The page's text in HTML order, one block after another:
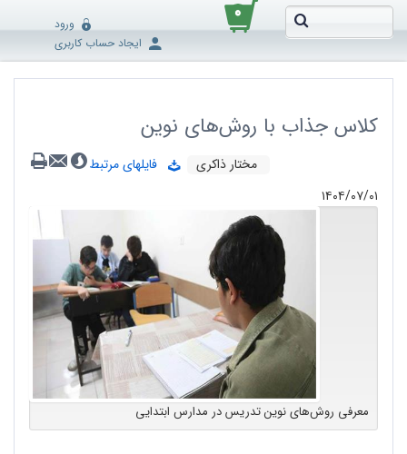
۰
ورود
ایجاد حساب کاربری
کلاس جذاب با روش‌های نوین
مختار ذاکری
فایلهای مرتبط
۱۴۰۴/۰۷/۰۱
معرفی روش‌های نوین تدریس در مدارس ابتدایی